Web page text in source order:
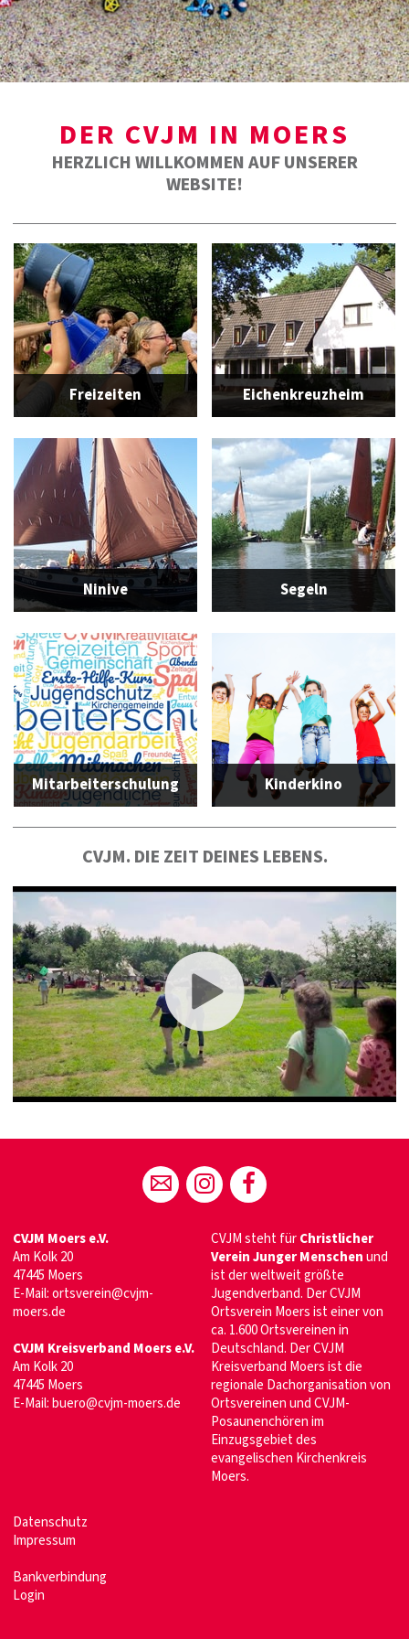
DER CVJM IN MOERS
HERZLICH WILLKOMMEN AUF UNSERER
WEBSITE!
Freizeiten
Ninive
Mitarbeiterschulung
Eichenkreuzheim
Segeln
Kinderkino
CVJM. DIE ZEIT DEINES LEBENS.
CVJM Moers e.V.
Am Kolk 20
47445 Moers
E-Mail: ortsverein@cvjm-
moers.de
CVJM Kreisverband Moers e.V.
Am Kolk 20
47445 Moers
E-Mail: buero@cvjm-moers.de
CVJM steht fürChristlicher
Verein Junger Menschenund
ist der weltweit größte
Jugendverband. Der CVJM
Ortsverein Moers ist einer von
ca. 1.600 Ortsvereinen in
Deutschland. Der CVJM
Kreisverband Moers ist die
regionale Dachorganisation von
Ortsvereinen und CVJM-
Posaunenchören im
Einzugsgebiet des
evangelischen Kirchenkreis
Moers.
Datenschutz
Impressum
Bankverbindung
Login